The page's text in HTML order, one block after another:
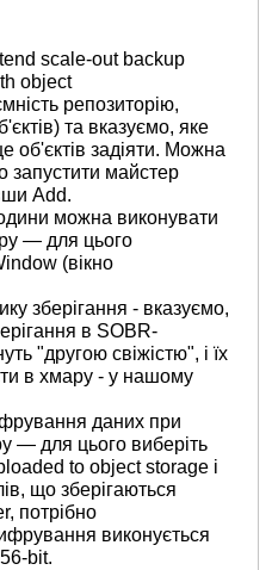
scale-out backup
object
репозиторію,
та вказуємо, яке
об'єктів задіяти. Можна
запустити майстер
Add.
можна виконувати
— для цього
(вікно
зберігання - вказуємо,
в SOBR-
"другою свіжістю", і їх
в хмару - у нашому
даних при
— для цього виберіть
to object storage і
що зберігаються
потрібно
виконується
bit.